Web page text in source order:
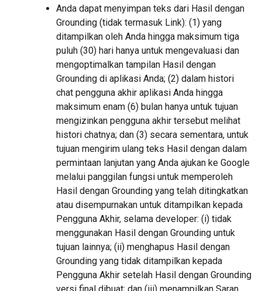
Anda dapat menyimpan teks dari Hasil dengan
Grounding (tidak termasuk Link): (1) yang
ditampilkan oleh Anda hingga maksimum tiga
puluh (30) hari hanya untuk mengevaluasi dan
mengoptimalkan tampilan Hasil dengan
Grounding di aplikasi Anda; (2) dalam histori
chat pengguna akhir aplikasi Anda hingga
maksimum enam (6) bulan hanya untuk tujuan
mengizinkan pengguna akhir tersebut melihat
histori chatnya; dan (3) secara sementara, untuk
tujuan mengirim ulang teks Hasil dengan dalam
permintaan lanjutan yang Anda ajukan ke Google
melalui panggilan fungsi untuk memperoleh
Hasil dengan Grounding yang telah ditingkatkan
atau disempurnakan untuk ditampilkan kepada
Pengguna Akhir, selama developer: (i) tidak
menggunakan Hasil dengan Grounding untuk
tujuan lainnya; (ii) menghapus Hasil dengan
Grounding yang tidak ditampilkan kepada
Pengguna Akhir setelah Hasil dengan Grounding